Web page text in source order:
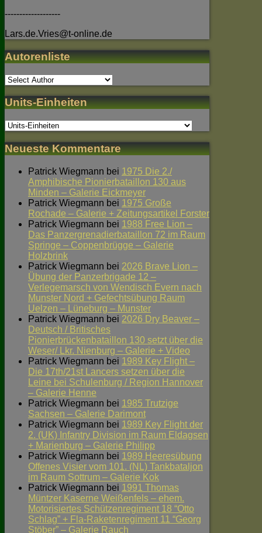
-------------------
Lars.de.Vries@t-online.de
Autorenliste
Units-Einheiten
Neueste Kommentare
Patrick Wiegmann bei 1975 Die 2./
Amphibische Pionierbataillon 130 aus
Minden – Galerie Eickmeyer
Patrick Wiegmann bei 1975 Große
Rochade – Galerie + Zeitungsartikel Forster
Patrick Wiegmann bei 1988 Free Lion –
Das Panzergrenadierbataillon 72 im Raum
Springe – Coppenbrügge – Galerie
Holzbrink
Patrick Wiegmann bei 2026 Brave Lion –
Übung der Panzerbrigade 12 –
Verlegemarsch von Wendisch Evern nach
Munster Nord + Gefechtsübung Raum
Uelzen – Lüneburg – Munster
Patrick Wiegmann bei 2026 Dry Beaver –
Deutsch / Britisches
Pionierbrückenbataillon 130 setzt über die
Weser/ Lkr. Nienburg – Galerie + Video
Patrick Wiegmann bei 1989 Key Flight –
Die 17th/21st Lancers setzen über die
Leine bei Schulenburg / Region Hannover
– Galerie Henne
Patrick Wiegmann bei 1985 Trutzige
Sachsen – Galerie Darimont
Patrick Wiegmann bei 1989 Key Flight der
2. (UK) Infantry Division im Raum Eldagsen
+ Marienburg – Galerie Philipp
Patrick Wiegmann bei 1989 Heeresübung
Offenes Visier vom 101. (NL) Tankbataljon
im Raum Sottrum – Galerie Kok
Patrick Wiegmann bei 1991 Thomas
Müntzer Kaserne Weißenfels – ehem.
Motorisiertes Schützenregiment 18 “Otto
Schlag” + Fla-Raketenregiment 11 “Georg
Stöber” – Galerie Rauch